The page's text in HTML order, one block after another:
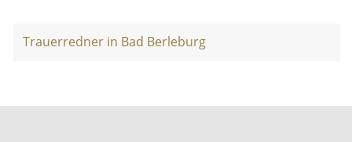
Trauerredner in Bad Berleburg